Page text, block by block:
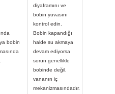
bobin
diyaframını ve
bobin yuvasını
kontrol edin.
Bobin kapandığı
halde su akmaya
devam ediyorsa
sorun genellikle
bobinde değil,
vananın iç
mekanizmasındadır.